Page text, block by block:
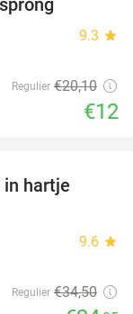
9.3 star
Regulier €20,10
€12
in hartje
9.6 star
Regulier €34,50